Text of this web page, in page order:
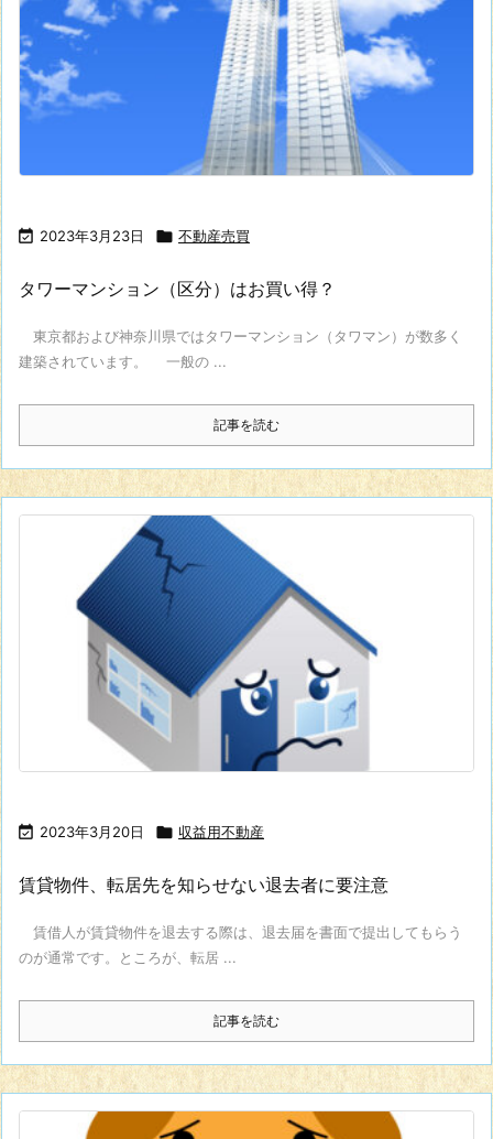
 2023年3月23日  不動産売買
タワーマンション（区分）はお買い得？
東京都および神奈川県ではタワーマンション（タワマン）が数多く
建築されています。 一般の ...
記事を読む
 2023年3月20日  収益用不動産
賃貸物件、転居先を知らせない退去者に要注意
賃借人が賃貸物件を退去する際は、退去届を書面で提出してもらう
のが通常です。ところが、転居 ...
記事を読む